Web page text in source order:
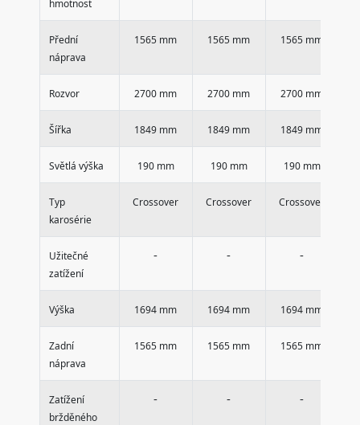
hmotnost
Přední
náprava
1565 mm 1565 mm 1565 mm
Rozvor 2700 mm 2700 mm 2700 mm
Šířka 1849 mm 1849 mm 1849 mm
Světlá výška 190 mm 190 mm 190 mm
Typ
karosérie
Crossover Crossover Crossover
Užitečné
zatížení
- - -
Výška 1694 mm 1694 mm 1694 mm
Zadní
náprava
1565 mm 1565 mm 1565 mm
Zatížení
bržděného
- - -